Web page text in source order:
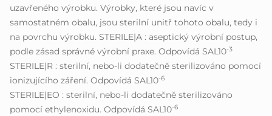
uzavřeného výrobku. Výrobky, které jsou navíc v
samostatném obalu, jsou sterilní unitř tohoto obalu, tedy i
na povrchu výrobku. STERILE|A : aseptický výrobní postup,
podle zásad správné výrobní praxe. Odpovídá SAL10-3
STERILE|R : sterilní, nebo-li dodatečně sterilizováno pomocí
ionizujícího záření. Odpovídá SAL10-6
STERILE|EO : sterilní, nebo-li dodatečně sterilizováno
pomocí ethylenoxidu. Odpovídá SAL10-6